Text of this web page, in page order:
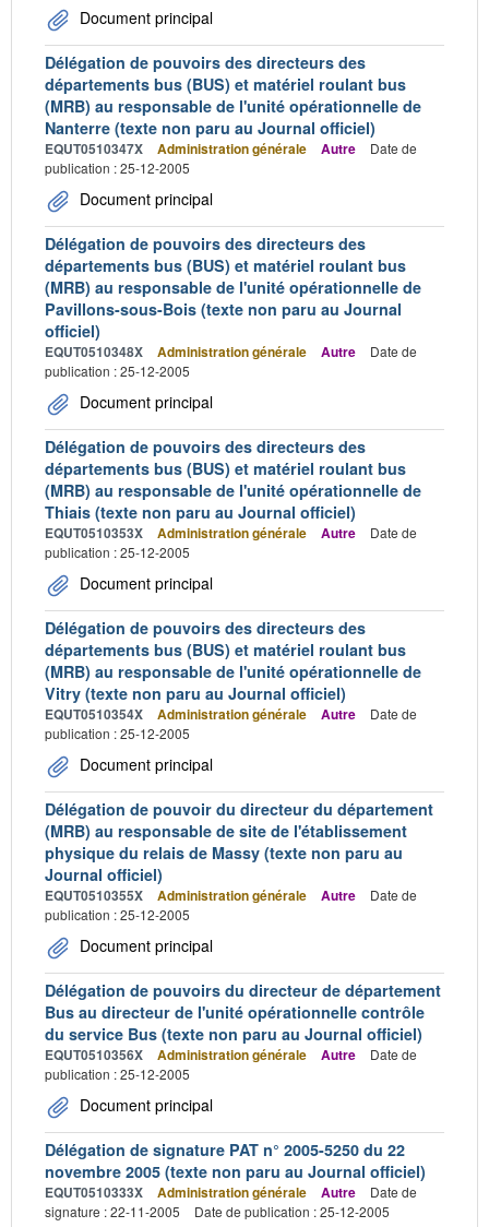
Document principal
Délégation de pouvoirs des directeurs des
départements bus (BUS) et matériel roulant bus
(MRB) au responsable de l'unité opérationnelle de
Nanterre (texte non paru au Journal officiel)
EQUT0510347X Administration générale Autre
Date de
publication : 25-12-2005
Document principal
Délégation de pouvoirs des directeurs des
départements bus (BUS) et matériel roulant bus
(MRB) au responsable de l'unité opérationnelle de
Pavillons-sous-Bois (texte non paru au Journal
officiel)
EQUT0510348X Administration générale Autre
Date de
publication : 25-12-2005
Document principal
Délégation de pouvoirs des directeurs des
départements bus (BUS) et matériel roulant bus
(MRB) au responsable de l'unité opérationnelle de
Thiais (texte non paru au Journal officiel)
EQUT0510353X Administration générale Autre
Date de
publication : 25-12-2005
Document principal
Délégation de pouvoirs des directeurs des
départements bus (BUS) et matériel roulant bus
(MRB) au responsable de l'unité opérationnelle de
Vitry (texte non paru au Journal officiel)
EQUT0510354X Administration générale Autre
Date de
publication : 25-12-2005
Document principal
Délégation de pouvoir du directeur du département
(MRB) au responsable de site de l'établissement
physique du relais de Massy (texte non paru au
Journal officiel)
EQUT0510355X Administration générale Autre
Date de
publication : 25-12-2005
Document principal
Délégation de pouvoirs du directeur de département
Bus au directeur de l'unité opérationnelle contrôle
du service Bus (texte non paru au Journal officiel)
EQUT0510356X Administration générale Autre
Date de
publication : 25-12-2005
Document principal
Délégation de signature PAT n° 2005-5250 du 22
novembre 2005 (texte non paru au Journal officiel)
EQUT0510333X Administration générale Autre
Date de
signature : 22-11-2005
Date de publication : 25-12-2005